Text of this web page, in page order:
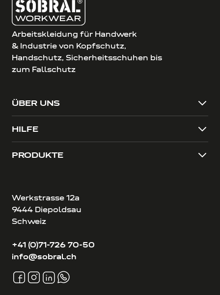
Arbeitskleidung für Handwerk
& Industrie von Kopfschutz,
Handschutz, Sicherheitsschuhen bis
zum Fallschutz
ÜBER UNS
HILFE
PRODUKTE
Werkstrasse 12a
9444 Diepoldsau
Schweiz
+41 (0)71-726 70-50
info@sobral.ch